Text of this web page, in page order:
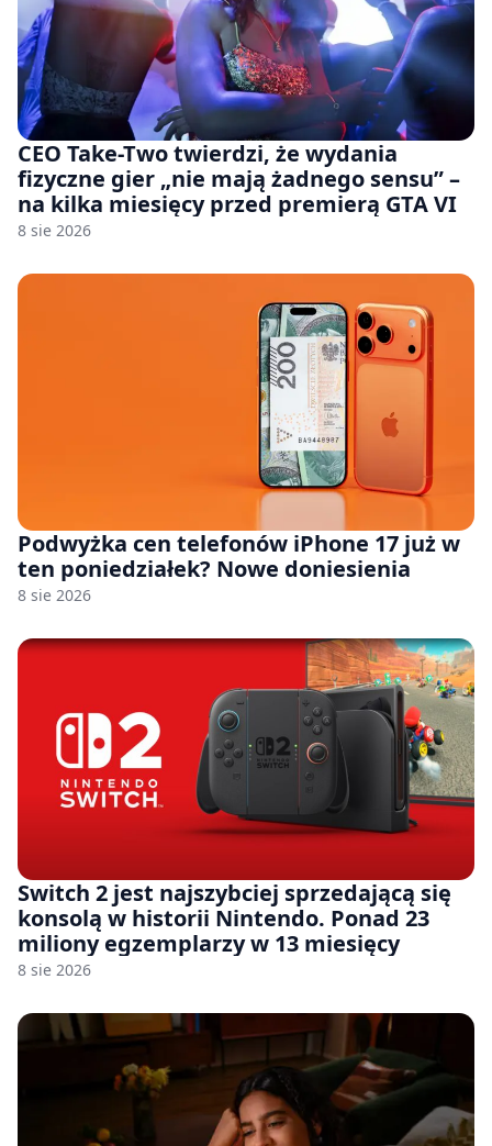
CEO Take-Two twierdzi, że wydania
fizyczne gier „nie mają żadnego sensu” –
na kilka miesięcy przed premierą GTA VI
8 sie 2026
Podwyżka cen telefonów iPhone 17 już w
ten poniedziałek? Nowe doniesienia
8 sie 2026
Switch 2 jest najszybciej sprzedającą się
konsolą w historii Nintendo. Ponad 23
miliony egzemplarzy w 13 miesięcy
8 sie 2026